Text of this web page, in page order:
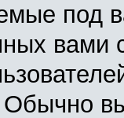
под
Обычно